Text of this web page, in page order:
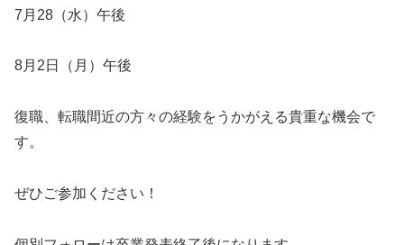
7月28（水）午後
8月2日（月）午後
復職、転職間近の方々の経験をうかがえる貴重な機会で
す。
ぜひご参加ください！